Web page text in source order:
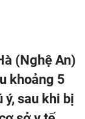
(Nghệ An)
khoảng 5
ý, sau khi bị